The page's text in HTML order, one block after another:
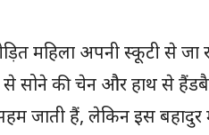
महिला अपनी स्कूटी से जा
सोने की चेन और हाथ से
जाती हैं, लेकिन इस बहादुर